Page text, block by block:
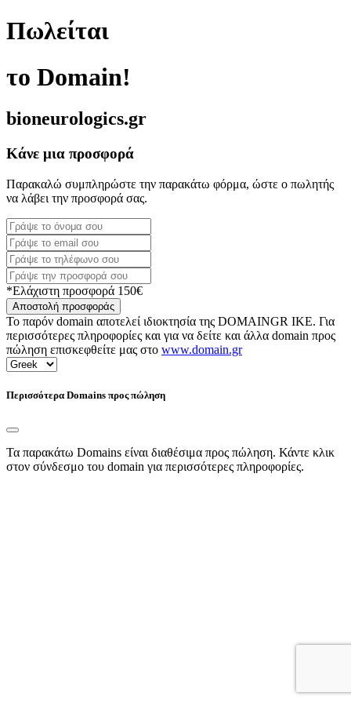
Πωλείται
το Domain!
bioneurologics.gr
Κάνε μια προσφορά
Παρακαλώ συμπληρώστε την παρακάτω φόρμα, ώστε ο πωλητής
να λάβει την προσφορά σας.
*Ελάχιστη προσφορά 150€
Αποστολή προσφοράς
Το παρόν domain αποτελεί ιδιοκτησία της DOMAINGR ΙΚΕ. Για
περισσότερες πληροφορίες και για να δείτε και άλλα domain προς
πώληση επισκεφθείτε μας στο www.domain.gr
Περισσότερα Domains προς πώληση
Τα παρακάτω Domains είναι διαθέσιμα προς πώληση. Κάντε κλικ
στον σύνδεσμο του domain για περισσότερες πληροφορίες.